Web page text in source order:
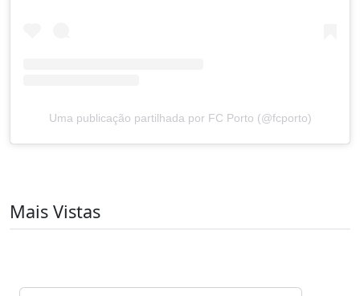
Uma publicação partilhada por FC Porto (@fcporto)
Mais Vistas